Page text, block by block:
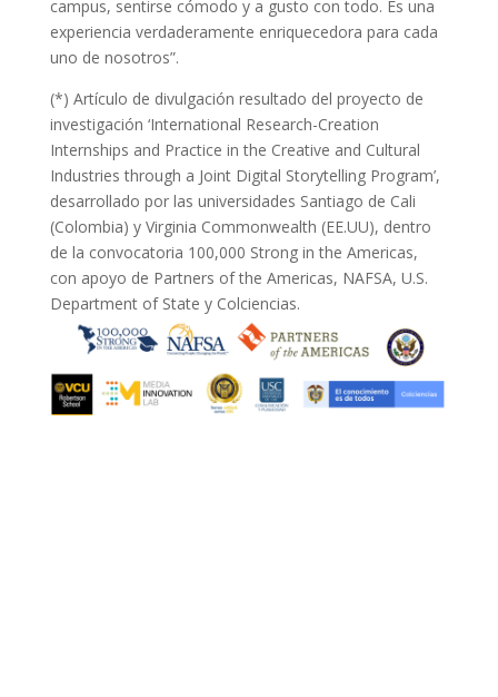
campus, sentirse cómodo y a gusto con todo. Es una
experiencia verdaderamente enriquecedora para cada
uno de nosotros”.
(*) Artículo de divulgación resultado del proyecto de
investigación ‘International Research-Creation
Internships and Practice in the Creative and Cultural
Industries through a Joint Digital Storytelling Program’,
desarrollado por las universidades Santiago de Cali
(Colombia) y Virginia Commonwealth (EE.UU), dentro
de la convocatoria 100,000 Strong in the Americas,
con apoyo de Partners of the Americas, NAFSA, U.S.
Department of State y Colciencias.